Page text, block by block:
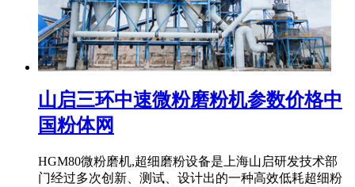
山启三环中速微粉磨粉机参数价格中
国粉体网
HGM80微粉磨机,超细磨粉设备是上海山启研发技术部
门经过多次创新、测试、设计出的一种高效低耗超细粉